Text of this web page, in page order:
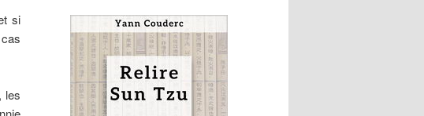
si
les